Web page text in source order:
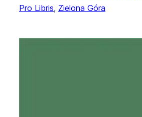
Pro Libris, Zielona Góra